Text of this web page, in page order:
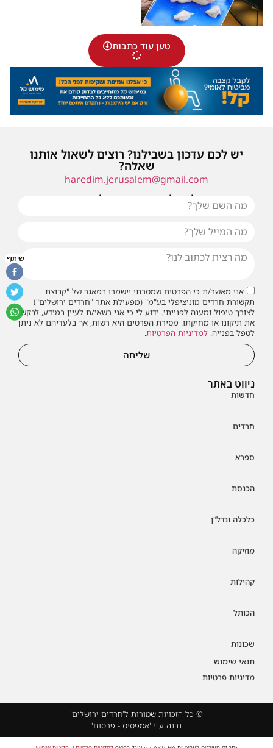
טען עוד כתבות
ניווט באתר
חדשות
חרדים
ספרא
הכנסת
כלכלה ונדל"ן
מוזיקה
קהילות
הכותל
שכונות
תנאי שימוש
מדיניות פרטיות
יש לכם עדכון בשבילנו? רוצים לשאול אותנו
שאלה?
haredim.jerusalem@gmail.com
או שילחו אלינו פנייה ונחזור אליכם בהקדם
אני מאשר/ת כי הפרטים שמסרתי יישמרו במאגר של "קבוצת
תקשורת חרדים מוניציפלי בע"מ" (מפעילת אתר "חרדים ירושלים")
לצורך טיפול ומענה לפנייתי. ידוע לי כי אני רשאי/ת לעיין במידע, לבקש
את תיקונו או מחיקתו. מסירת הפרטים היא רשות, אך בלעדיהם לא ניתן
לטפל בפנייה. למדיניות הפרטיות.
שליחה
© כל הזכויות שמורות ל'חרדים ירושלים'
נבנה ע"י 'אמפסיס - פרסום'
שיתוף